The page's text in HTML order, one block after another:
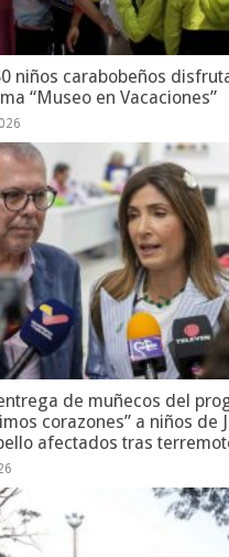
niños carabobeños
“Museo en Vacaciones”
de muñecos del
corazones” a niños de
afectados tras